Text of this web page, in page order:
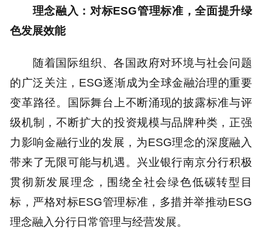
理念融入：对标ESG管理标准，全面提升绿
色发展效能
随着国际组织、各国政府对环境与社会问题
的广泛关注，ESG逐渐成为全球金融治理的重要
变革路径。国际舞台上不断涌现的披露标准与评
级机制，不断扩大的投资规模与品牌种类，正强
力影响金融行业的发展，为ESG理念的深度融入
带来了无限可能与机遇。兴业银行南京分行积极
贯彻新发展理念，围绕全社会绿色低碳转型目
标，严格对标ESG管理标准，多措并举推动ESG
理念融入分行日常管理与经营发展。